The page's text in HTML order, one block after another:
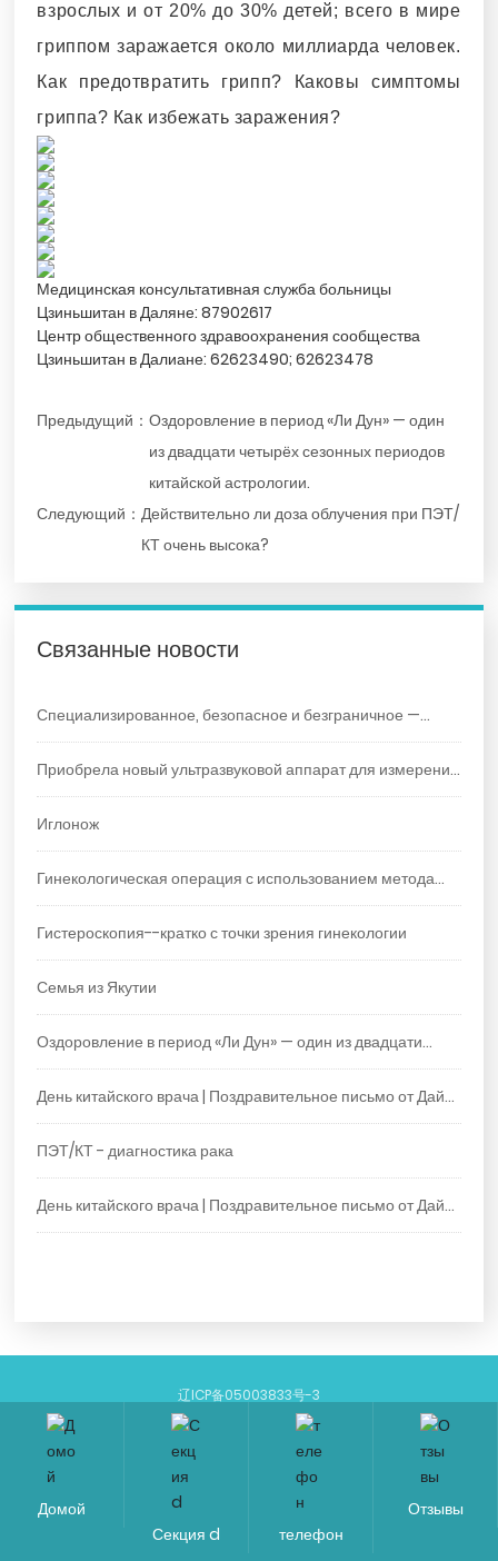
взрослых и от 20% до 30% детей; всего в мире
гриппом заражается около миллиарда человек.
Как предотвратить грипп? Каковы симптомы
гриппа? Как избежать заражения?
Медицинская консультативная служба больницы
Цзиньшитан в Даляне: 87902617
Центр общественного здравоохранения сообщества
Цзиньшитан в Далиане: 62623490; 62623478
Предыдущий：Оздоровление в период «Ли Дун» — один
из двадцати четырёх сезонных периодов
китайской астрологии.
Следующий：Действительно ли доза облучения при ПЭТ/
КТ очень высока?
Связанные новости
Специализированное, безопасное и безграничное —
ваша индивидуальная программа раннего выявления
рака
Приобрела новый ультразвуковой аппарат для измерения
плотности костной ткани — точный инструмент для
защиты здоровья костей!
Иглонож
Гинекологическая операция с использованием метода
LEEP
Гистероскопия--кратко с точки зрения гинекологии
Семья из Якутии
Оздоровление в период «Ли Дун» — один из двадцати
четырёх сезонных периодов китайской астрологии.
День китайского врача | Поздравительное письмо от Дай
Цзинцзе, директора больницы Цзиншитан в Даляне, всем
врачам больницы
ПЭТ/КТ - диагностика рака
День китайского врача | Поздравительное письмо от Дай
Цзинцзе, главного врача больницы Цзиньшитан в Даляне,
辽ICP备05003833号-3
Powerby:
www.ceglobal.cn
Домой
Секция d
телефон
Отзывы